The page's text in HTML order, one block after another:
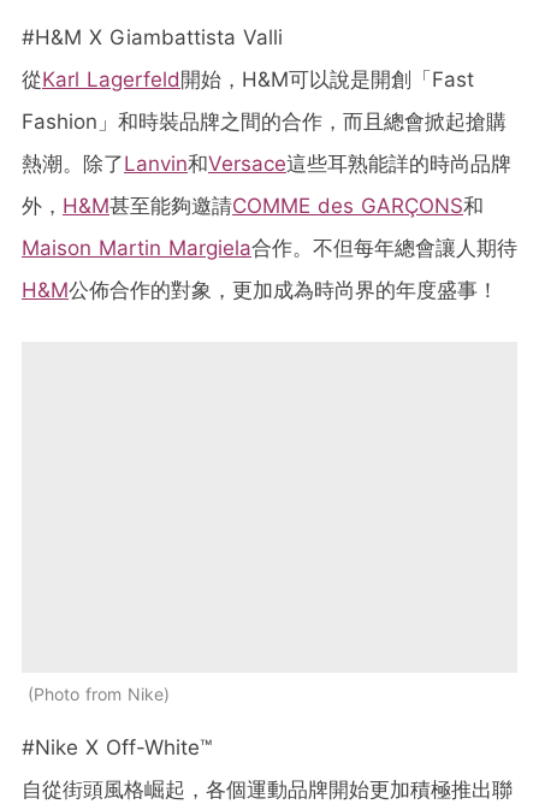
#H&M X Giambattista Valli
從Karl Lagerfeld 開始，H&M可以說是開創「Fast
Fashion」和時裝品牌之間的合作，而且總會掀起搶購
熱潮。除了Lanvin和Versace這些耳熟能詳的時尚品牌
外， H&M甚至能夠邀請COMME des GARÇONS和
Maison Martin Margiela合作。不但每年總會讓人期待
H&M公佈合作的對象，更加成為時尚界的年度盛事！
Photo from Nike
#Nike X Off-White™
自從街頭風格崛起，各個運動品牌開始更加積極推出聯